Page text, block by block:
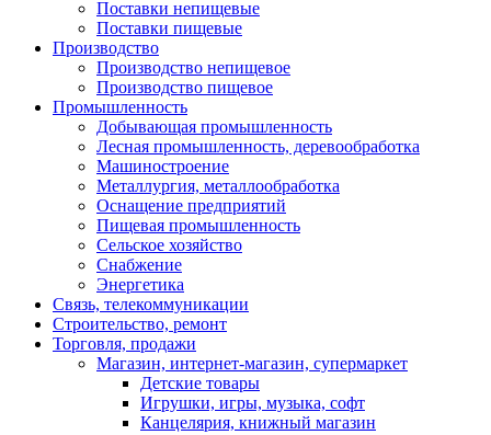
Поставки непищевые
Поставки пищевые
Производство
Производство непищевое
Производство пищевое
Промышленность
Добывающая промышленность
Лесная промышленность, деревообработка
Машиностроение
Металлургия, металлообработка
Оснащение предприятий
Пищевая промышленность
Сельское хозяйство
Снабжение
Энергетика
Связь, телекоммуникации
Строительство, ремонт
Торговля, продажи
Магазин, интернет-магазин, супермаркет
Детские товары
Игрушки, игры, музыка, софт
Канцелярия, книжный магазин